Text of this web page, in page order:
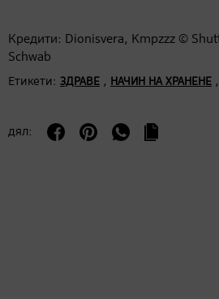
Кредити: Dionisvera, Kmpzzz ©
Schwab
Етикети: ЗДРАВЕ , НАЧИН НА ХРАНЕНЕ ,
дял: